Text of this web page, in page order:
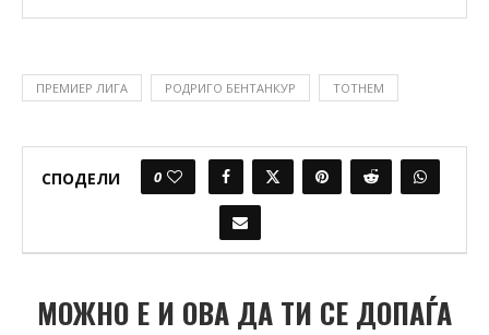
ПРЕМИЕР ЛИГА РОДРИГО БЕНТАНКУР ТОТНЕМ
СПОДЕЛИ 0
МОЖНО Е И ОВА ДА ТИ СЕ ДОПАЃА